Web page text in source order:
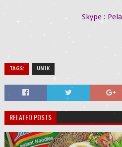
Skype :
TAGS: UNIK
RELATED POSTS